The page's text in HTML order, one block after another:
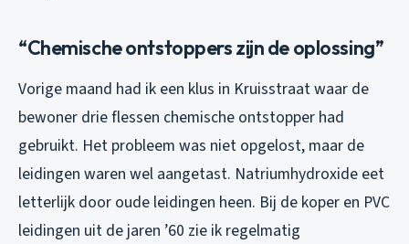
“Chemische ontstoppers zijn de oplossing”
Vorige maand had ik een klus in Kruisstraat waar de
bewoner drie flessen chemische ontstopper had
gebruikt. Het probleem was niet opgelost, maar de
leidingen waren wel aangetast. Natriumhydroxide eet
letterlijk door oude leidingen heen. Bij de koper en PVC
leidingen uit de jaren ’60 zie ik regelmatig